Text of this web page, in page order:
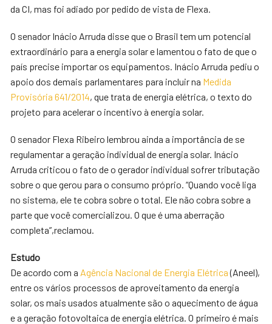
da CI, mas foi adiado por pedido de vista de Flexa.
O senador Inácio Arruda disse que o Brasil tem um potencial
extraordinário para a energia solar e lamentou o fato de que o
país precise importar os equipamentos. Inácio Arruda pediu o
apoio dos demais parlamentares para incluir na Medida
Provisória 641/2014, que trata de energia elétrica, o texto do
projeto para acelerar o incentivo à energia solar.
O senador Flexa Ribeiro lembrou ainda a importância de se
regulamentar a geração individual de energia solar. Inácio
Arruda criticou o fato de o gerador individual sofrer tributação
sobre o que gerou para o consumo próprio. “Quando você liga
no sistema, ele te cobra sobre o total. Ele não cobra sobre a
parte que você comercializou. O que é uma aberração
completa”,reclamou.
Estudo
De acordo com a Agência Nacional de Energia Elétrica(Aneel),
entre os vários processos de aproveitamento da energia
solar, os mais usados atualmente são o aquecimento de água
e a geração fotovoltaica de energia elétrica. O primeiro é mais